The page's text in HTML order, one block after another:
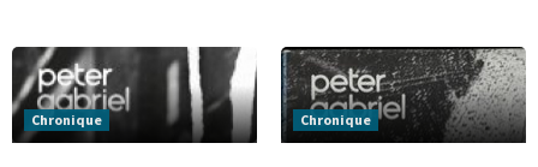
Chronique Chronique